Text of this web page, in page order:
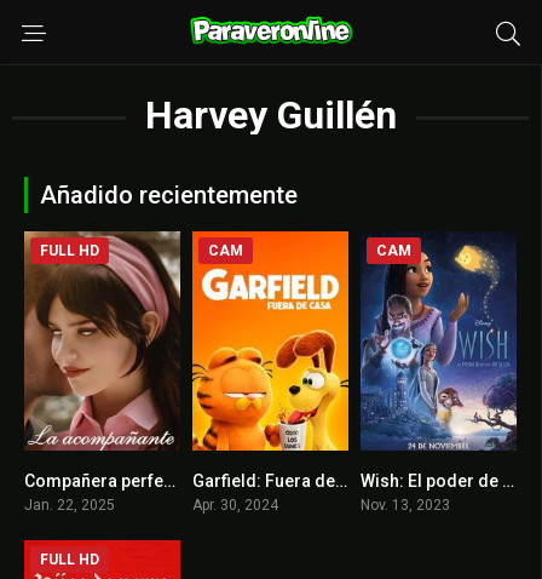
Harvey Guillén
Añadido recientemente
6.9
FULL HD
Compañera perfecta / La acompañante
Jan. 22, 2025
0
CAM
Garfield: Fuera de Casa
Apr. 30, 2024
5.8
CAM
Wish: El poder de los deseos
Nov. 13, 2023
FULL HD